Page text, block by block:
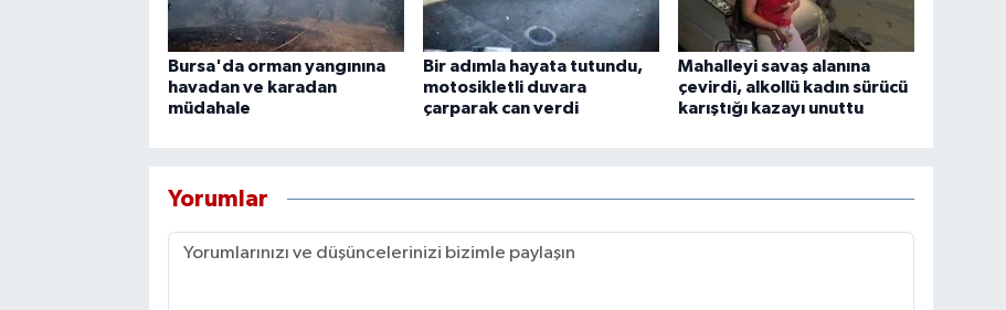
Bursa'da orman yangınına
havadan ve karadan
müdahale
Bir adımla hayata tutundu,
motosikletli duvara
çarparak can verdi
Mahalleyi savaş alanına
çevirdi, alkollü kadın sürücü
karıştığı kazayı unuttu
Yorumlar